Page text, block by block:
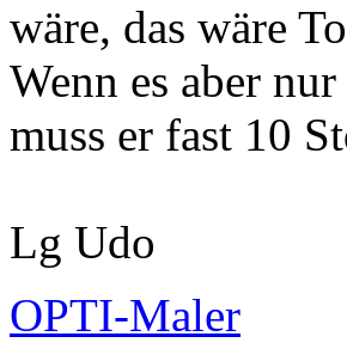
wäre, das wäre
Wenn es aber
muss er fast 10
Lg Udo
OPTI-Maler